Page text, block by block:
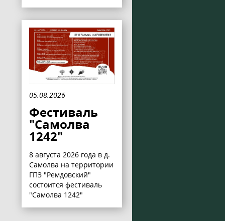
05.08.2026
Фестиваль
"Самолва
1242"
8 августа 2026 года в д.
Самолва на территории
ГПЗ "Ремдовский"
состоится фестиваль
"Самолва 1242"